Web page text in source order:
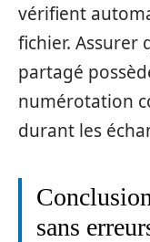
vérifient
fichier. Assurer
partagé
numérotation
durant les
sans